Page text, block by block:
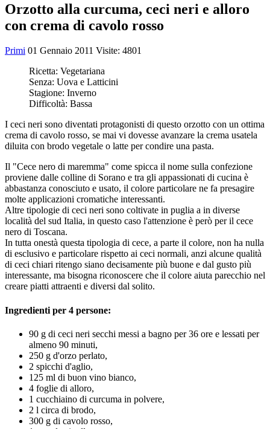
Orzotto alla curcuma, ceci neri e alloro
con crema di cavolo rosso
Primi 01 Gennaio 2011 Visite: 4801
Ricetta: Vegetariana
Senza: Uova e Latticini
Stagione: Inverno
Difficoltà: Bassa
I ceci neri sono diventati protagonisti di questo orzotto con un ottima
crema di cavolo rosso, se mai vi dovesse avanzare la crema usatela
diluita con brodo vegetale o latte per condire una pasta.
Il "Cece nero di maremma" come spicca il nome sulla confezione
proviene dalle colline di Sorano e tra gli appassionati di cucina è
abbastanza conosciuto e usato, il colore particolare ne fa presagire
molte applicazioni cromatiche interessanti.
Altre tipologie di ceci neri sono coltivate in puglia a in diverse
località del sud Italia, in questo caso l'attenzione è però per il cece
nero di Toscana.
In tutta onestà questa tipologia di cece, a parte il colore, non ha nulla
di esclusivo e particolare rispetto ai ceci normali, anzi alcune qualità
di ceci chiari ritengo siano decisamente più buone e dal gusto più
interessante, ma bisogna riconoscere che il colore aiuta parecchio nel
creare piatti attraenti e diversi dal solito.
Ingredienti per 4 persone:
90 g di ceci neri secchi messi a bagno per 36 ore e lessati per
almeno 90 minuti,
250 g d'orzo perlato,
2 spicchi d'aglio,
125 ml di buon vino bianco,
4 foglie di alloro,
1 cucchiaino di curcuma in polvere,
2 l circa di brodo,
300 g di cavolo rosso,